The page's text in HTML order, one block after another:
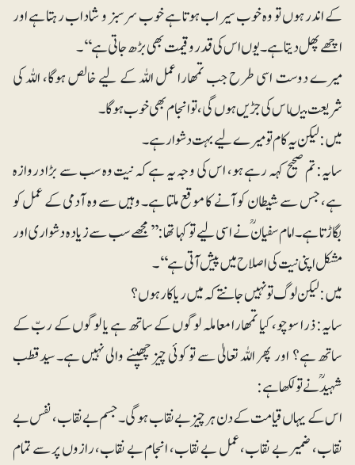
کے اندر ہوں تو وہ خوب سیراب ہوتا ہے خوب سرسبز و شاداب رہتا ہے اور
اچھے پھل دیتا ہے۔ یوں اس کی قدروقیمت بھی بڑھ جاتی ہے‘‘۔
میرے دوست اسی طرح جب تمھارا عمل اللہ کے لیے خالص ہوگا، اللہ کی
شریعت میںاس کی جڑیں ہوں گی، تو انجام بھی خوب ہوگا۔
میں: لیکن یہ کام تو میرے لیے بہت دشوار ہے۔
سایہ: تم صحیح کہہ رہے ہو، اس کی و جہ یہ ہے کہ نیت وہ سب سے بڑا دروازہ
ہے، جس سے شیطان کو آنے کا موقع ملتا ہے۔ وہیں سے وہ آدمی کے عمل کو
بگاڑتا ہے۔ امام سفیانؒ نے اسی لیے تو کہا تھا: ’’ مجھے سب سے زیادہ دشواری اور
مشکل اپنی نیت کی اصلاح میں پیش آتی ہے‘‘۔
میں: لیکن لوگ تو نہیں جانتے کہ میں ریاکار ہوں؟
سایہ: ذرا سوچو، کیا تمھارا معاملہ لوگوں کے ساتھ ہے یا لوگوں کے ربّ کے
ساتھ ہے؟ اور پھر اللہ تعالیٰ سے تو کوئی چیز چھپنے والی نہیں ہے۔ سیدقطب
شہیدؒنے تو لکھا ہے:
اس کے یہاں قیامت کے دن ہر چیز بے نقاب ہوگی۔ جسم بے نقاب، نفس بے
نقاب، ضمیر بے نقاب، عمل بے نقاب، انجام بے نقاب، رازوں پر سے تمام